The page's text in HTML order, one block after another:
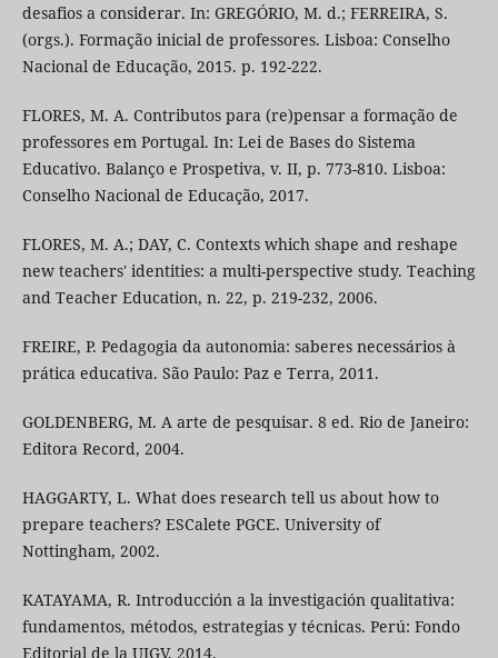
desafios a considerar. In: GREGÓRIO, M. d.; FERREIRA, S.
(orgs.). Formação inicial de professores. Lisboa: Conselho
Nacional de Educação, 2015. p. 192-222.
FLORES, M. A. Contributos para (re)pensar a formação de
professores em Portugal. In: Lei de Bases do Sistema
Educativo. Balanço e Prospetiva, v. II, p. 773-810. Lisboa:
Conselho Nacional de Educação, 2017.
FLORES, M. A.; DAY, C. Contexts which shape and reshape
new teachers' identities: a multi-perspective study. Teaching
and Teacher Education, n. 22, p. 219-232, 2006.
FREIRE, P. Pedagogia da autonomia: saberes necessários à
prática educativa. São Paulo: Paz e Terra, 2011.
GOLDENBERG, M. A arte de pesquisar. 8 ed. Rio de Janeiro:
Editora Record, 2004.
HAGGARTY, L. What does research tell us about how to
prepare teachers? ESCalete PGCE. University of
Nottingham, 2002.
KATAYAMA, R. Introducción a la investigación qualitativa:
fundamentos, métodos, estrategias y técnicas. Perú: Fondo
Editorial de la UIGV, 2014.